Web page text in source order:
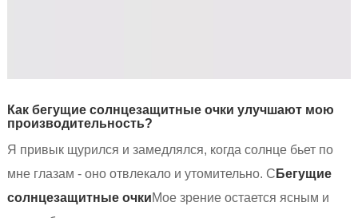
Как бегущие солнцезащитные очки улучшают мою
производительность?
Я привык щурился и замедлялся, когда солнце бьет по
мне глазам - оно отвлекало и утомительно. С Бегущие
солнцезащитные очкиМое зрение остается ясным и